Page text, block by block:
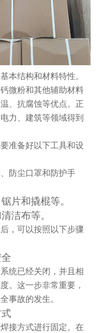
本结构和材料特性。
微粉和其他辅助材料
、抗腐蚀等优点。正
力、建筑等领域得到
准备好以下工具和设
防尘口罩和防护手
片和撬棍等。
洁布等。
，可以按照以下步骤
统已经关闭，并且相
。这一步非常重要，
事故的发生。
接方式进行固定。在